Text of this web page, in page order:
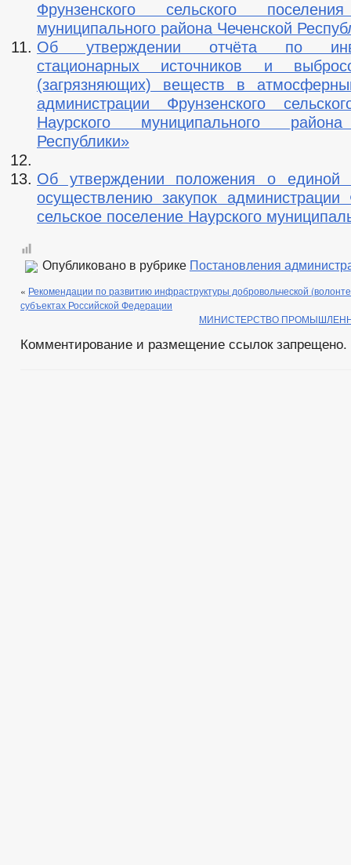
Фрунзенского сельского
муниципального района Чеченской
Об утверждении отчёта по
стационарных источников и
(загрязняющих) веществ в
администрации Фрунзенского
Наурского муниципального
Республики»
Об утверждении положения о единой
осуществлению закупок администрации
сельское поселение Наурского
Опубликовано в рубрике Постановления
« Рекомендации по развитию инфраструктуры добровольческой
субъектах Российской Федерации
МИНИСТЕРСТВО
Комментирование и размещение ссылок запрещено.